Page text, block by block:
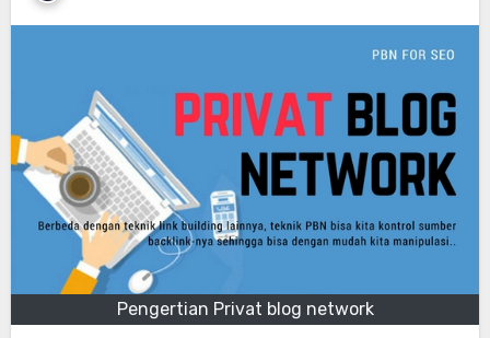
Pengertian Privat blog network